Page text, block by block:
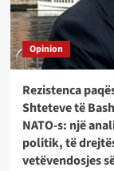
Opinion
Rezistenca
Shteteve të
NATO-s: një
politik, të
vetëvendosjes